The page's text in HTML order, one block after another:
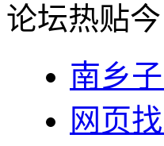
论坛热贴
南乡
网页